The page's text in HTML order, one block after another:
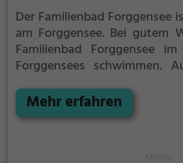
Der Familienbad Forggensee
am Forggensee. Bei gutem
Familienbad Forggensee
Forggensees schwimmen.
Familienbad Forggensee
immer daran, dich
Mehr erfahren